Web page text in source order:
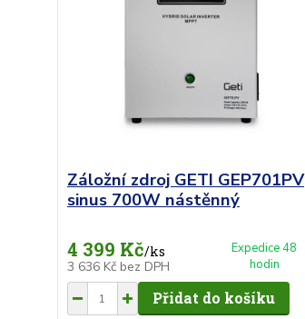
Záložní zdroj GETI GEP701PV
sinus 700W nástěnný
4 399 Kč/ks
3 636 Kč bez DPH
Expedice 48
hodin
Přidat do košíku